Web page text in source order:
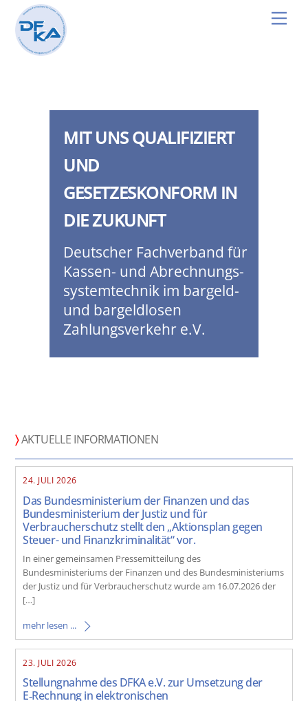
content
MIT UNS QUALIFIZIERT
UND
GESETZESKONFORM IN
DIE ZUKUNFT
Deutscher Fachverband für
Kassen- und Abrechnungs-
systemtechnik im bargeld-
und bargeldlosen
Zahlungsverkehr e.V.
〉AKTUELLE INFORMATIONEN
24. JULI 2026
Das Bundesministerium der Finanzen und das
Bundesministerium der Justiz und für
Verbraucherschutz stellt den „Aktionsplan gegen
Steuer- und Finanzkriminalität“ vor.
In einer gemeinsamen Pressemitteilung des
Bundesministeriums der Finanzen und des Bundesministeriums
der Justiz und für Verbraucherschutz wurde am 16.07.2026 der
[…]
mehr lesen ...
23. JULI 2026
Stellungnahme des DFKA e.V. zur Umsetzung der
E‑Rechnung in elektronischen